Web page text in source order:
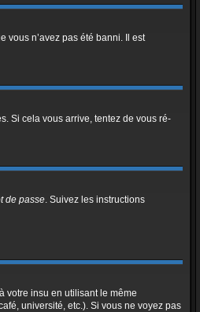
vous n’avez pas été banni. Il est
Si cela vous arrive, tentez de vous ré-
de passe. Suivez les instructions
votre insu en utilisant le même
université, etc.). Si vous ne voyez pas